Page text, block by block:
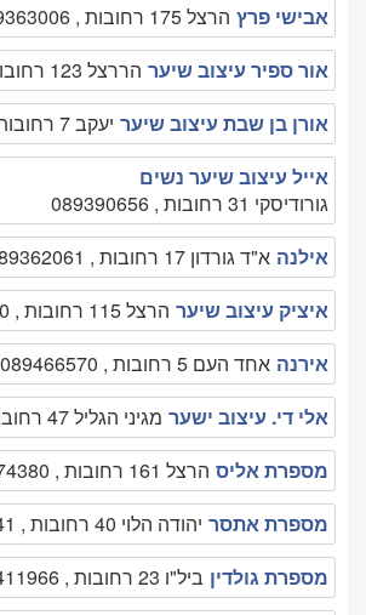
אבישי פרץ הרצל 175 רחובות , 089363006
אור ספיר עיצוב שיער הררצל 123 רחובות , 089492540
אורן בן שבת עיצוב שיער יעקב 7 רחובות , 089363656
אייל עיצוב שיער נשים
גורודיסקי 31 רחובות , 089390656
אילנה א"ד גורדון 17 רחובות , 089362061
איציק עיצוב שיער הרצל 115 רחובות , 089452690
אירנה אחד העם 5 רחובות , 089466570
אלי די. עיצוב ישער מגיני הגליל 47 רחובות , 089451167
מספרת אליס הרצל 161 רחובות , 089474380
מספרת אתסר יהודה הלוי 40 רחובות , 089419541
מספרת גולדין ביל"ו 23 רחובות , 089411966